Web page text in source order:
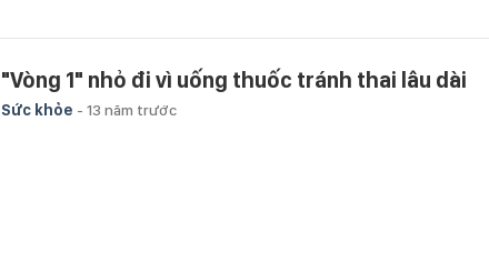
"Vòng 1" nhỏ đi vì uống thuốc tránh thai lâu dài
Sức khỏe - 13 năm trước